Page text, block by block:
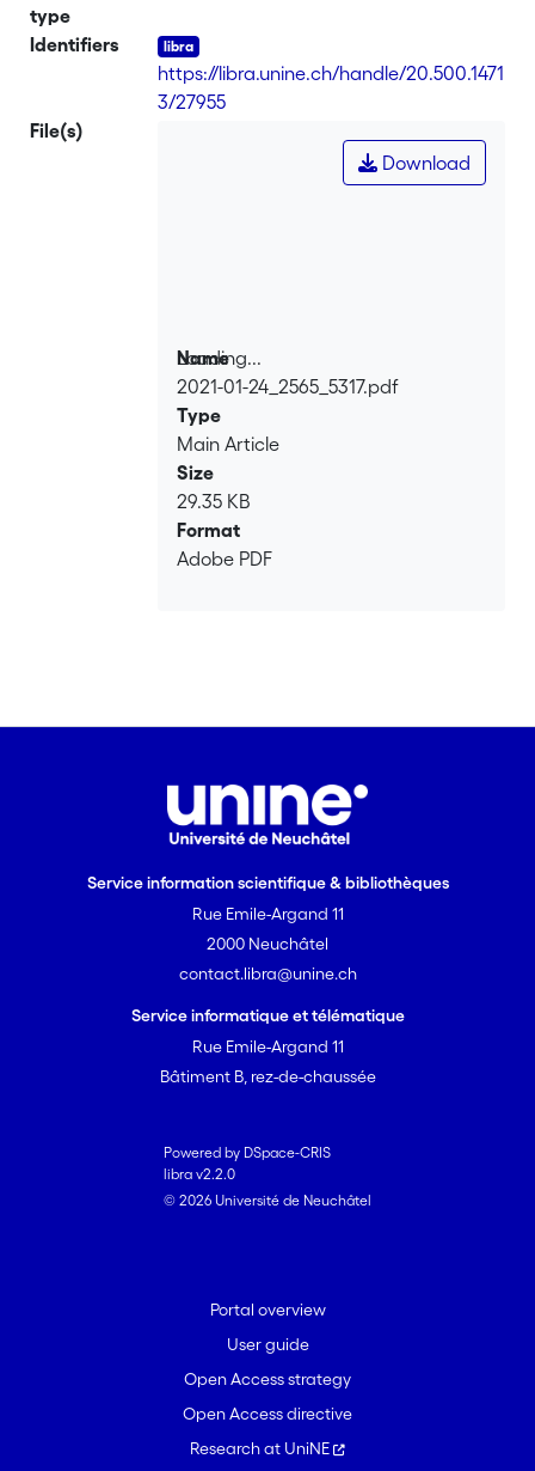
type
Identifiers
https://libra.unine.ch/handle/20.500.1471
3/27955
File(s)
Loading...
Loading...
Download
Name
2021-01-24_2565_5317.pdf
Type
Main Article
Size
29.35 KB
Format
Adobe PDF
Service information scientifique & bibliothèques
Rue Emile-Argand 11
2000 Neuchâtel
contact.libra@unine.ch
Service informatique et télématique
Rue Emile-Argand 11
Bâtiment B, rez-de-chaussée
Powered by DSpace-CRIS
libra v2.2.0
© 2026 Université de Neuchâtel
Portal overview
User guide
Open Access strategy
Open Access directive
Research at UniNE